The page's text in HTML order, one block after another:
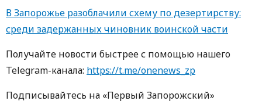
В Запорожье разоблачили схему по дезертирству:
среди задержанных чиновник воинской части
Получайте новости быстрее с помощью нашего
Telegram-канала: https://t.me/onenews_zp
Подписывайтесь на «Первый Запорожский»